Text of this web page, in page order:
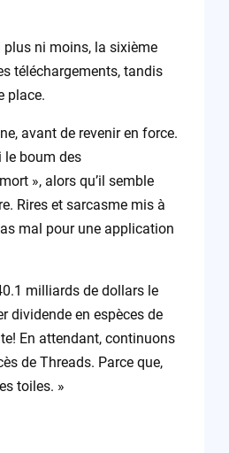
plus ni moins, la sixième
téléchargements, tandis
place.
avant de revenir en force.
le boum des
», alors qu’il semble
Rires et sarcasme mis à
mal pour une application
milliards de dollars le
dividende en espèces de
En attendant, continuons
de Threads. Parce que,
toiles. »